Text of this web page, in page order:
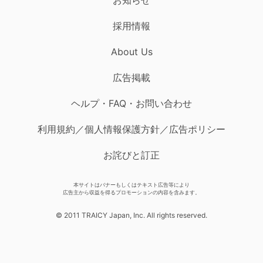
採用情報
About Us
広告掲載
ヘルプ・FAQ・お問い合わせ
利用規約／個人情報保護方針／広告ポリシー
お詫びと訂正
本サイトはバナーもしくはテキスト広告等により
広告主から収益を得るプロモーションの内容を含みます。
© 2011 TRAICY Japan, Inc. All rights reserved.